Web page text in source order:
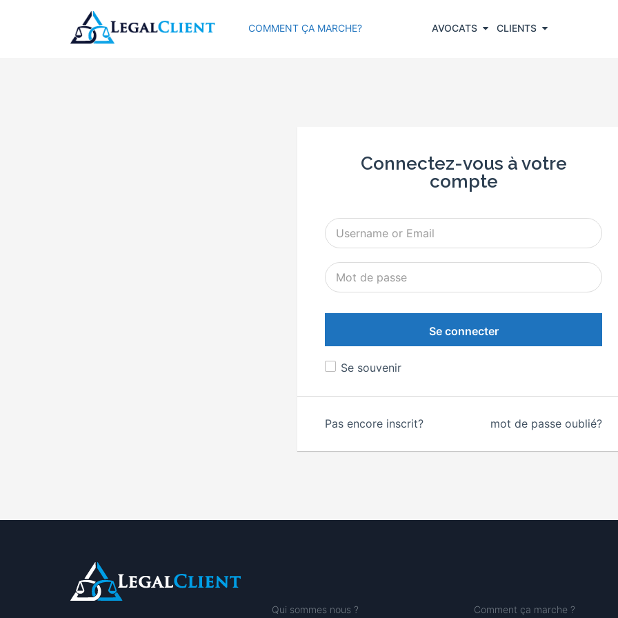
COMMENT ÇA MARCHE? AVOCATS CLIENTS
Connectez-vous à votre
compte
Se connecter
Se souvenir
Pas encore inscrit? mot de passe oublié?
Qui sommes nous ? Comment ça marche ?